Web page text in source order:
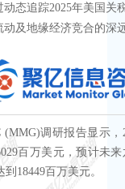
态追踪2025年美国关
及地缘经济竞合的深
调研报告显示，
百万美元，预计未来
18449百万美元。